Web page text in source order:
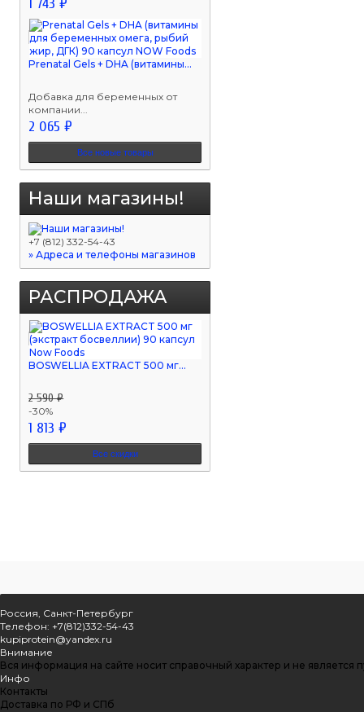
1 743 ₽
Prenatal Gels + DHA (витамины...
Добавка для беременных от
компании...
2 065 ₽
Все новые товары
Наши магазины!
+7 (812) 332-54-43
» Адреса и телефоны магазинов
РАСПРОДАЖА
BOSWELLIA EXTRACT 500 мг...
2 590 ₽
-30%
1 813 ₽
Все скидки
Россия, Санкт-Петербург
Телефон: +7(812)332-54-43
kupiprotein@yandex.ru
Внимание
Вся информация на сайте носит справочный характер и не
Инфо
Контакты
Доставка по РФ и СПб